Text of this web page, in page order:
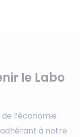
le Labo
l’économie
à notre